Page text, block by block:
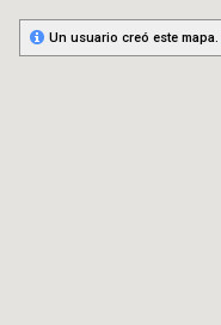
Un usuario creó este mapa.